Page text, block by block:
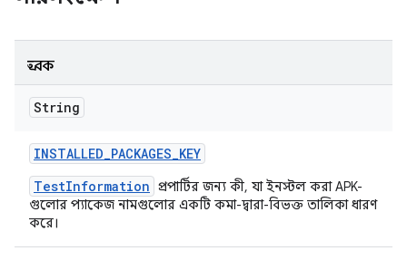
ধ্রুবক
String
INSTALLED_PACKAGES_KEY
TestInformation প্রপার্টির জন্য কী, যা ইনস্টল করা APK-
গুলোর প্যাকেজ নামগুলোর একটি কমা-দ্বারা-বিভক্ত তালিকা ধারণ
করে।